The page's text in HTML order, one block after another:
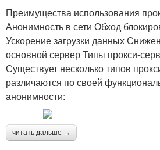
Преимущества использования
Анонимность в сети Обход
Ускорение загрузки данных
основной сервер Типы прокси-
Существует несколько типов
различаются по своей
анонимности:
читать дальше →